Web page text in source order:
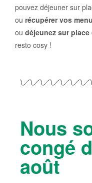
pouvez déjeuner sur
ou récupérer vos
ou déjeunez sur place
resto cosy !
Nous
congé
août